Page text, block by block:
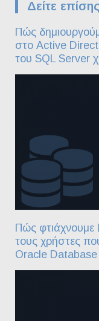
Δείτε επίσης
Πώς
στο Active
του SQL Server
Πώς φτιάχνουμε
τους χρήστες
Oracle Database